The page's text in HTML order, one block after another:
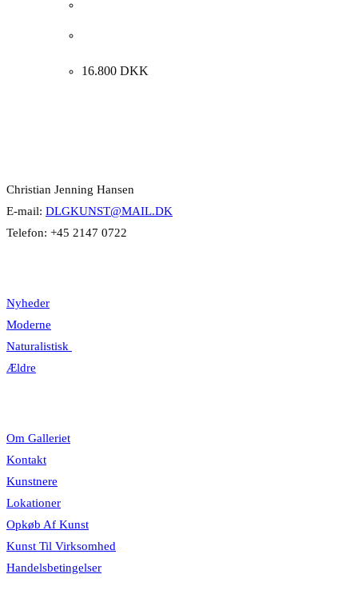
16.800 DKK
Christian Jenning Hansen
E-mail: DLGKUNST@MAIL.DK
Telefon: +45 2147 0722
Nyheder
Moderne
Naturalistisk
Ældre
Om Galleriet
Kontakt
Kunstnere
Lokationer
Opkøb Af Kunst
Kunst Til Virksomhed
Handelsbetingelser